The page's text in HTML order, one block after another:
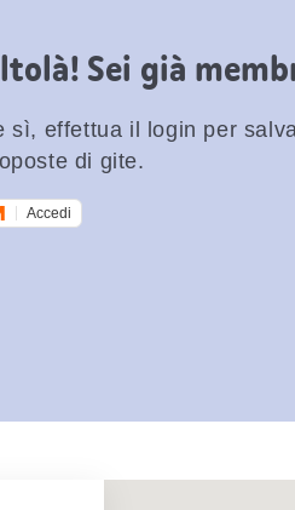
Sei già
sì, effettua il login per
di gite.
Accedi